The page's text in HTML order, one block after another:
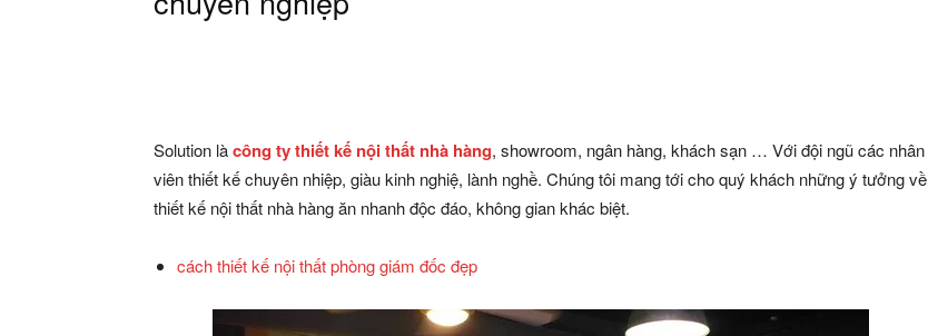
Solution làcông ty thiết kế nội thất nhà hàng, showroom, ngân hàng, khách sạn … Với đội ngũ các nhân
viên thiết kế chuyên nhiệp, giàu kinh nghiệ, lành nghề. Chúng tôi mang tới cho quý khách những ý tưởng về
thiết kế nội thất nhà hàng ăn nhanh độc đáo, không gian khác biệt.
cách thiết kế nội thất phòng giám đốc đẹp